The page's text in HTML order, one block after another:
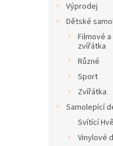
Výprodej
Dětské
Filmové
zvířátka
Různé
Sport
Zvířátka
Samolepící
Svítící
Vinylové